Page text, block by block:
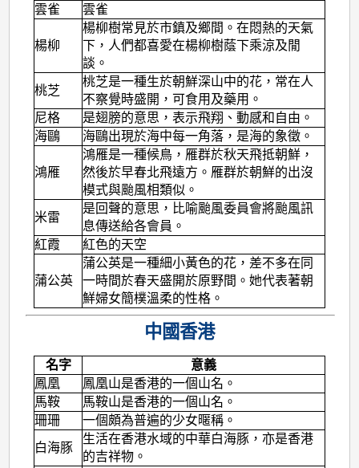
雲雀
雲雀
楊柳
楊柳樹常見於市鎮及鄉間。在悶熱的天氣
下，人們都喜愛在楊柳樹蔭下乘涼及閒
談。
桃芝
桃芝是一種生於朝鮮深山中的花，常在人
不察覺時盛開，可食用及藥用。
尼格
是翅膀的意思，表示飛翔、動感和自由。
海鷗
海鷗出現於海中每一角落，是海的象徵。
鴻雁
鴻雁是一種候鳥，雁群於秋天飛抵朝鮮，
然後於早春北飛遠方。雁群於朝鮮的出沒
模式與颱風相類似。
米雷
是回聲的意思，比喻颱風委員會將颱風訊
息傳送給各會員。
紅霞
紅色的天空
蒲公英
蒲公英是一種細小黃色的花，差不多在同
一時間於春天盛開於原野間。她代表著朝
鮮婦女簡樸溫柔的性格。
中國香港
名字
意義
鳳凰
鳳凰山是香港的一個山名。
馬鞍
馬鞍山是香港的一個山名。
珊珊
一個頗為普遍的少女暱稱。
白海豚
生活在香港水域的中華白海豚，亦是香港
的吉祥物。